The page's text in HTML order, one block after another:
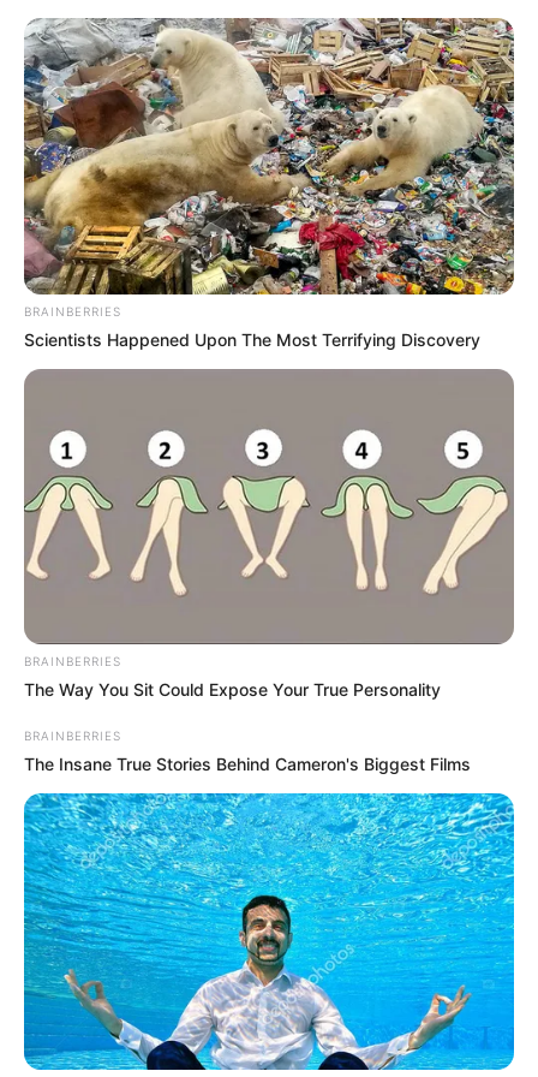
MENU
ET
WIDGETS
PRIX DE SANARY-SUR-MER
PRONOSTIC QUINTE 08-03-
2024
Vendredi 8 Mars 2024 à ENGHIEN Réunion 1 PRIX DE
SANARY-SUR-MER – Trot attelé – 2150 mètres.
BRAINBERRIES
Scientists Happened Upon The Most Terrifying Discovery
BRAINBERRIES
The Way You Sit Could Expose Your True Personality
BRAINBERRIES
The Insane True Stories Behind Cameron's Biggest Films